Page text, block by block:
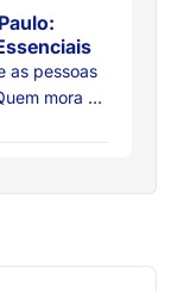
seus
do
as pessoas
mora ou